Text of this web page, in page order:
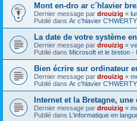
Mont en-dro ar c´hlavier
Dernier message par drouizig «
Publié dans Ar c'hlavier C'HWERTY
La date de votre système
Dernier message par drouizig «
Publié dans Microsoft et le breton -
Bien écrire sur ordinateur
Dernier message par drouizig «
Publié dans Ar c'hlavier C'HWERTY
Internet et la Bretagne, une
Dernier message par drouizig «
Publié dans L'informatique en